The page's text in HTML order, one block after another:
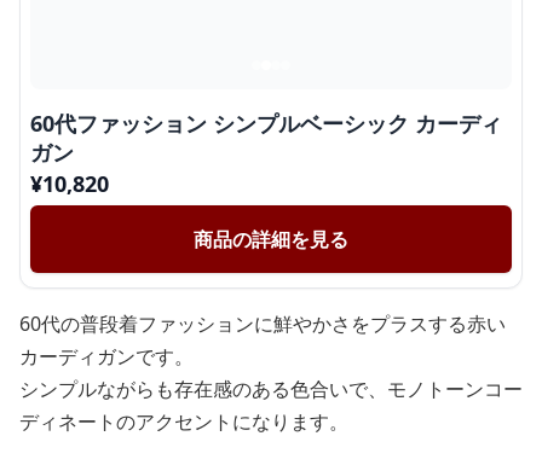
60代ファッション シンプルベーシック カーディ
ガン
¥10,820
商品の詳細を見る
60代の普段着ファッションに鮮やかさをプラスする赤い
カーディガンです。
シンプルながらも存在感のある色合いで、モノトーンコー
ディネートのアクセントになります。